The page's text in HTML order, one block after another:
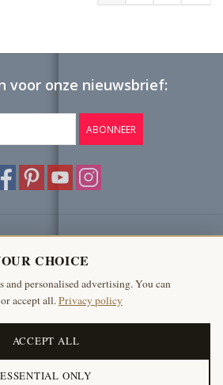
voor onze nieuwsbrief:
ABONNEER
Bank
CHOICE
and personalised advertising. You can
accept all.Privacy policy
ACCEPT ALL
ESSENTIAL ONLY